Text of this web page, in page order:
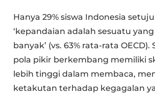
Hanya 29% siswa Indonesia
‘kepandaian adalah sesuatu
banyak’ (vs. 63% rata-rata
pola pikir berkembang memiliki
lebih tinggi dalam membaca,
ketakutan terhadap kegagalan